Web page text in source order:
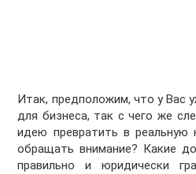
Итак, предположим, что у Вас
для бизнеса, так с чего же
идею превратить в
обращать внимание? Какие
правильно и юридически